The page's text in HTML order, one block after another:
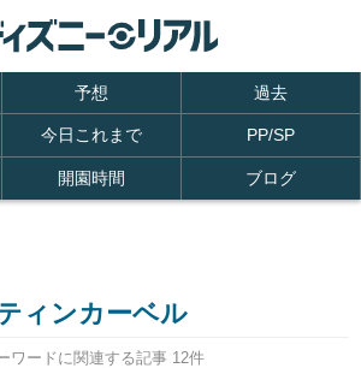
予想 過去
今日これまで PP/SP
開園時間 ブログ
ィンカーベル
ワードに関連する記事 12件